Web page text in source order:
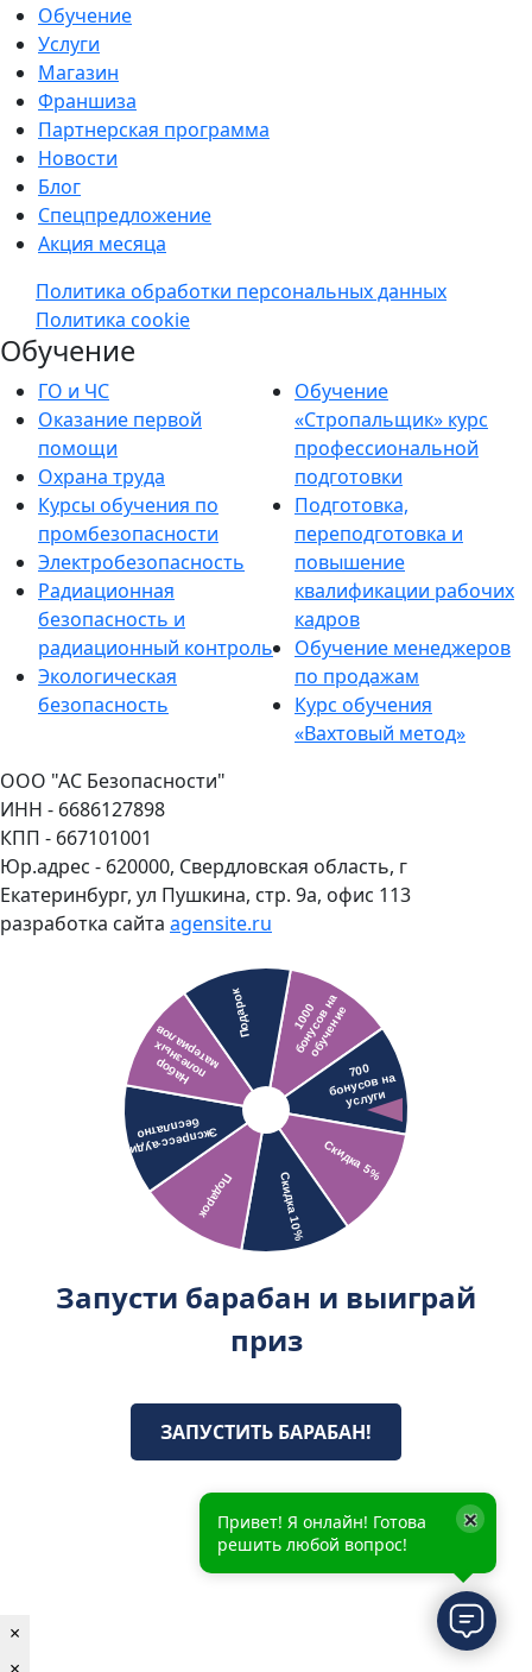
Обучение
Услуги
Магазин
Франшиза
Партнерская программа
Новости
Блог
Спецпредложение
Акция месяца
Политика обработки персональных данных
Политика cookie
Обучение
ГО и ЧС
Оказание первой
помощи
Охрана труда
Курсы обучения по
промбезопасности
Электробезопасность
Радиационная
безопасность и
радиационный контроль
Экологическая
безопасность
Обучение
«Стропальщик» курс
профессиональной
подготовки
Подготовка,
переподготовка и
повышение
квалификации рабочих
кадров
Обучение менеджеров
по продажам
Курс обучения
«Вахтовый метод»
ООО "АС Безопасности"
ИНН - 6686127898
КПП - 667101001
Юр.адрес - 620000, Свердловская область, г
Екатеринбург, ул Пушкина, стр. 9а, офис 113
разработка сайта agensite.ru
Запусти барабан и выиграй
приз
ЗАПУСТИТЬ БАРАБАН!
×
Привет! Я онлайн! Готова
решить любой вопрос!
×